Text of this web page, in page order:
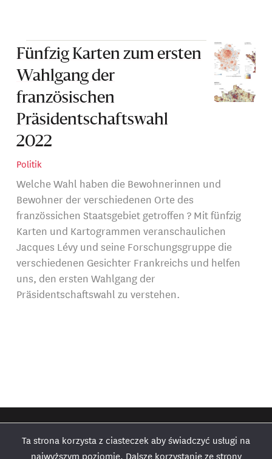
Fünfzig Karten zum ersten
Wahlgang der
französischen
Präsidentschaftswahl
2022
Politik
Welche Wahl haben die Bewohnerinnen und
Bewohner der verschiedenen Orte des
französsichen Staatsgebiet getroffen ? Mit fünfzig
Karten und Kartogrammen veranschaulichen
Jacques Lévy und seine Forschungsgruppe die
verschiedenen Gesichter Frankreichs und helfen
uns, den ersten Wahlgang der
Präsidentschaftswahl zu verstehen.
Ta strona korzysta z ciasteczek aby świadczyć usługi na
najwyższym poziomie. Dalsze korzystanie ze strony